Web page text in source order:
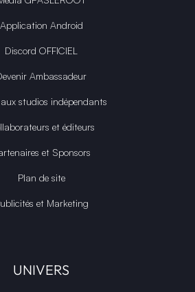
Application Android
Discord OFFICIEL
Ambassadeur
studios indépendants
et éditeurs
et Sponsors
Plan de site
et Marketing
UNIVERS